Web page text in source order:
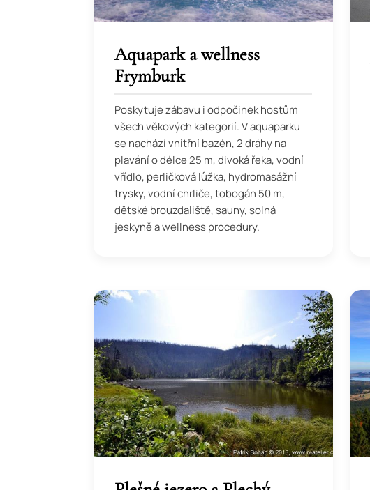
Aquapark a wellness
Frymburk
Poskytuje zábavu i odpočinek hostům
všech věkových kategorií. V aquaparku
se nachází vnitřní bazén, 2 dráhy na
plavání o délce 25 m, divoká řeka, vodní
vřídlo, perličková lůžka, hydromasážní
trysky, vodní chrliče, tobogán 50 m,
dětské brouzdaliště, sauny, solná
jeskyně a wellness procedury.